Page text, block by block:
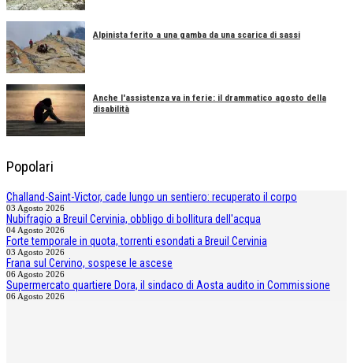
Alpinista ferito a una gamba da una scarica di sassi
Anche l'assistenza va in ferie: il drammatico agosto della
disabilità
Popolari
Challand-Saint-Victor, cade lungo un sentiero: recuperato il corpo
03 Agosto 2026
Nubifragio a Breuil Cervinia, obbligo di bollitura dell'acqua
04 Agosto 2026
Forte temporale in quota, torrenti esondati a Breuil Cervinia
03 Agosto 2026
Frana sul Cervino, sospese le ascese
06 Agosto 2026
Supermercato quartiere Dora, il sindaco di Aosta audito in Commissione
06 Agosto 2026